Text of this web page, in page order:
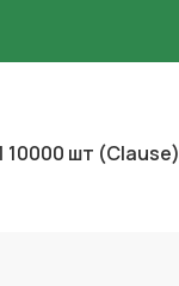
10000 шт (Clause)